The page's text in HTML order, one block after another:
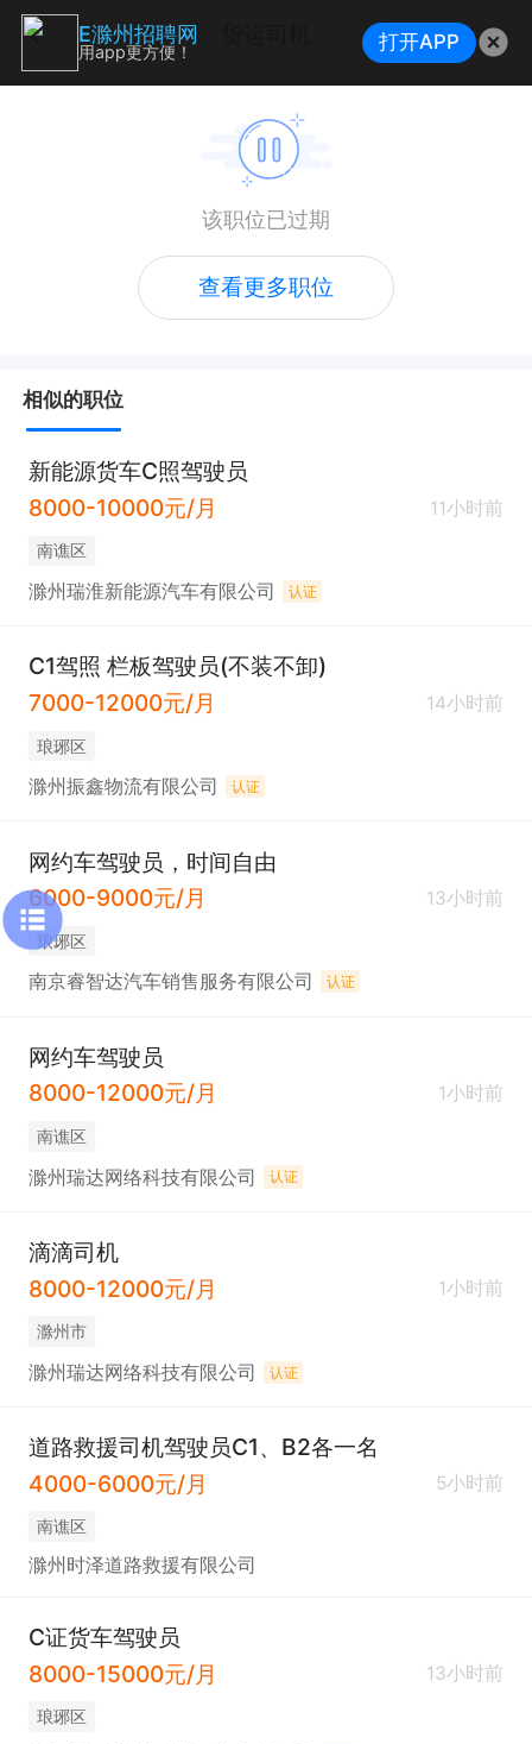
该职位已过期
查看更多职位
相似的职位
新能源货车C照驾驶员
8000-10000元/月
11小时前
南谯区
滁州瑞淮新能源汽车有限公司 认证
C1驾照 栏板驾驶员(不装不卸)
7000-12000元/月
14小时前
琅琊区
滁州振鑫物流有限公司 认证
网约车驾驶员，时间自由
6000-9000元/月
13小时前
琅琊区
南京睿智达汽车销售服务有限公司 认证
网约车驾驶员
8000-12000元/月
1小时前
南谯区
滁州瑞达网络科技有限公司 认证
滴滴司机
8000-12000元/月
1小时前
滁州市
滁州瑞达网络科技有限公司 认证
道路救援司机驾驶员C1、B2各一名
4000-6000元/月
5小时前
南谯区
滁州时泽道路救援有限公司
C证货车驾驶员
8000-15000元/月
13小时前
琅琊区
E滁州招聘网
用app更方便！ 打开APP